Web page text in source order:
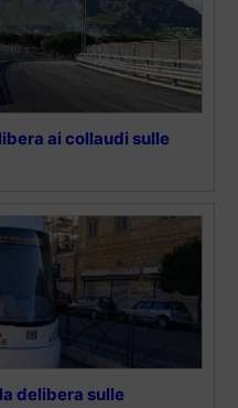
ai collaudi sulle
delibera sulle